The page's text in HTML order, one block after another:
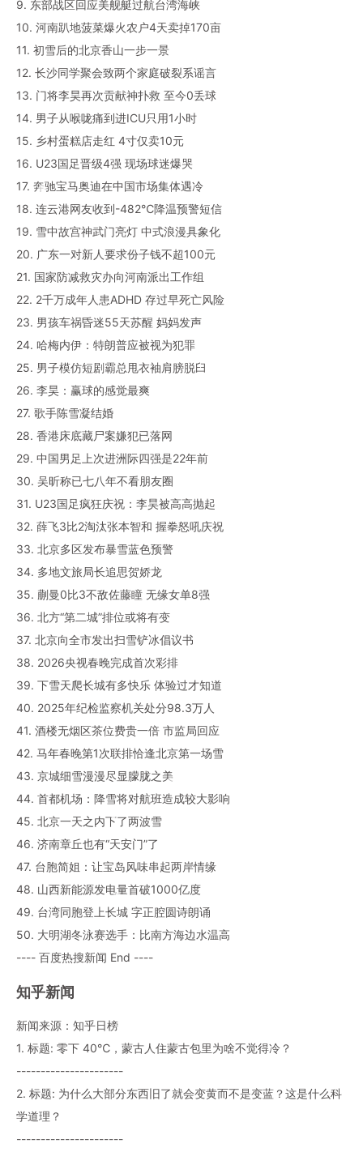
9. 东部战区回应美舰艇过航台湾海峡
10. 河南趴地菠菜爆火农户4天卖掉170亩
11. 初雪后的北京香山一步一景
12. 长沙同学聚会致两个家庭破裂系谣言
13. 门将李昊再次贡献神扑救 至今0丢球
14. 男子从喉咙痛到进ICU只用1小时
15. 乡村蛋糕店走红 4寸仅卖10元
16. U23国足晋级4强 现场球迷爆哭
17. 奔驰宝马奥迪在中国市场集体遇冷
18. 连云港网友收到-482℃降温预警短信
19. 雪中故宫神武门亮灯 中式浪漫具象化
20. 广东一对新人要求份子钱不超100元
21. 国家防减救灾办向河南派出工作组
22. 2千万成年人患ADHD 存过早死亡风险
23. 男孩车祸昏迷55天苏醒 妈妈发声
24. 哈梅内伊：特朗普应被视为犯罪
25. 男子模仿短剧霸总甩衣袖肩膀脱臼
26. 李昊：赢球的感觉最爽
27. 歌手陈雪凝结婚
28. 香港床底藏尸案嫌犯已落网
29. 中国男足上次进洲际四强是22年前
30. 吴昕称已七八年不看朋友圈
31. U23国足疯狂庆祝：李昊被高高抛起
32. 薛飞3比2淘汰张本智和 握拳怒吼庆祝
33. 北京多区发布暴雪蓝色预警
34. 多地文旅局长追思贺娇龙
35. 蒯曼0比3不敌佐藤瞳 无缘女单8强
36. 北方“第二城”排位或将有变
37. 北京向全市发出扫雪铲冰倡议书
38. 2026央视春晚完成首次彩排
39. 下雪天爬长城有多快乐 体验过才知道
40. 2025年纪检监察机关处分98.3万人
41. 酒楼无烟区茶位费贵一倍 市监局回应
42. 马年春晚第1次联排恰逢北京第一场雪
43. 京城细雪漫漫尽显朦胧之美
44. 首都机场：降雪将对航班造成较大影响
45. 北京一天之内下了两波雪
46. 济南章丘也有“天安门”了
47. 台胞简姐：让宝岛风味串起两岸情缘
48. 山西新能源发电量首破1000亿度
49. 台湾同胞登上长城 字正腔圆诗朗诵
50. 大明湖冬泳赛选手：比南方海边水温高
---- 百度热搜新闻 End ----
知乎新闻
新闻来源：知乎日榜
1. 标题: 零下 40℃，蒙古人住蒙古包里为啥不觉得冷？
----------------------
2. 标题: 为什么大部分东西旧了就会变黄而不是变蓝？这是什么科
学道理？
----------------------